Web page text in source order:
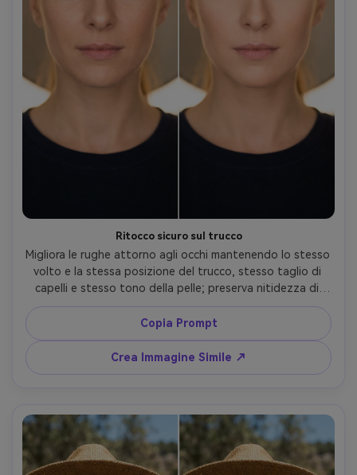
Ritocco sicuro sul trucco
Migliora le rughe attorno agli occhi mantenendo lo stesso
volto e la stessa posizione del trucco, stesso taglio di
capelli e stesso tono della pelle; preserva nitidezza di
eyeliner/mascara, illuminazione originale e dettagli dello
sfondo, mantenendo la texture realistica, conservando le
cuciture dell’abito --ar 4:5
Copia Prompt
Crea Immagine Simile ↗